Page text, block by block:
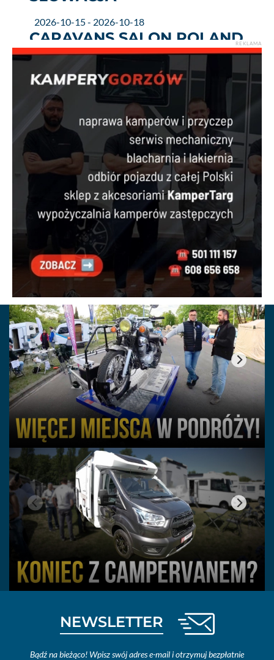
2026-10-15 - 2026-10-18
CARAVANS SALON POLAND
2026
2027-01-16 - 2027-01-24
CMT STUTTGART 2027
2027-03-06 - 2027-03-07
CAMPER & ADVENTURE
EXPO 2027
2027-04-02 - 2027-04-04
CAMPER & CARAVAN SHOW
2027
2027-06-29 - 2027-06-29
WORLD CAMPING DAY
REKLAMA
NEWSLETTER
Bądź na bieżąco! Wpisz swój adres e-mail i otrzymuj bezpłatnie